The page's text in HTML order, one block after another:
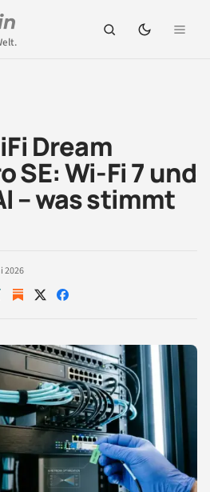
Dream
SE: Wi-Fi 7 und
– was stimmt
2026
Auf Auf